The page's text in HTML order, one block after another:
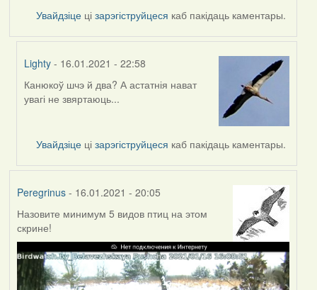
Увайдзіце цізарэгіструйцеся каб пакідаць каментары.
Lighty - 16.01.2021 - 22:58
In
reply
Feather
Канюкоў шчэ й два? А астатнія нават
увагі не звяртаюць...
Увайдзіце цізарэгіструйцеся каб пакідаць каментары.
Peregrinus- 16.01.2021 - 20:05
Назовите минимум 5 видов птиц на этом
скрине!